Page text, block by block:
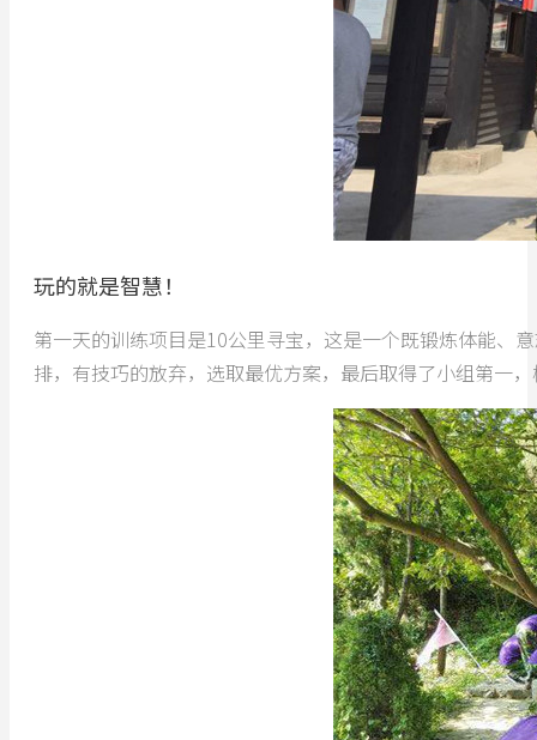
玩的就是智慧！
第一天的训练项目是10公里寻宝，这是一个既锻炼体能、
排，有技巧的放弃，选取最优方案，最后取得了小组第一